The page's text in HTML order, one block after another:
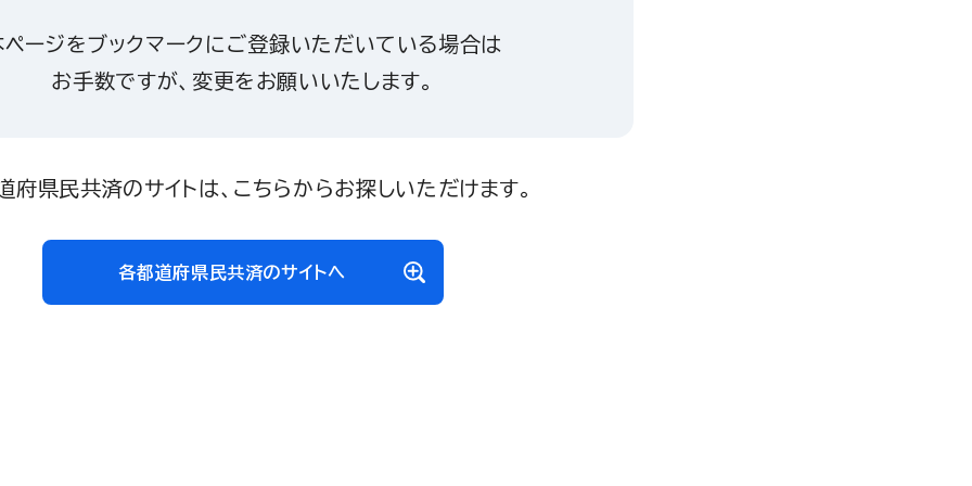
ページをブックマークにご登録いただいている場合は
お手数ですが、変更をお願いいたします。
府県民共済のサイトは、こちらからお探しいただけます。
各都道府県民共済のサイトへ